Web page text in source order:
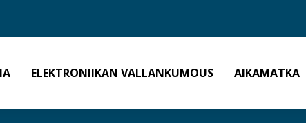
ELEKTRONIIKAN VALLANKUMOUS AIKAMATKA